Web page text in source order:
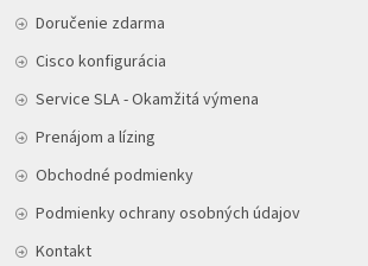
Doručenie zdarma
Cisco konfigurácia
Service SLA - Okamžitá výmena
Prenájom a lízing
Obchodné podmienky
Podmienky ochrany osobných údajov
Kontakt